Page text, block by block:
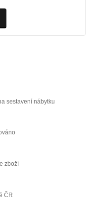
sestavení nábytku
zboží
ČR